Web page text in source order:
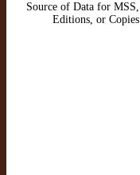
Source of Data for MSS,
Editions, or Copies